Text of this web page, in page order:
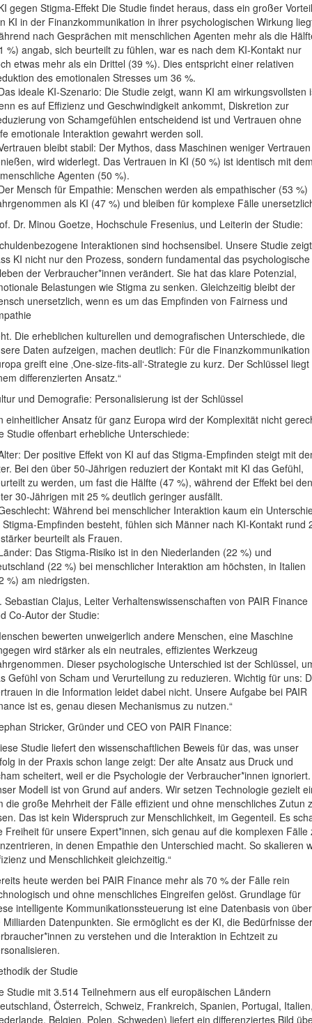
gegen Stigma-Effekt Die Studie findet heraus, dass ein großer Vorteil
KI in der Finanzkommunikation in ihrer psychologischen Wirkung
nach Gesprächen mit menschlichen Agenten mehr als die
%) angab, sich beurteilt zu fühlen, war es nach dem KI-Kontakt nur
etwas mehr als ein Drittel (39 %). Dies entspricht einer relativen
des emotionalen Stresses um 36 %.
ideale KI-Szenario: Die Studie zeigt, wann KI am wirkungsvollsten
es auf Effizienz und Geschwindigkeit ankommt, Diskretion zur
von Schamgefühlen entscheidend ist und Vertrauen ohne
emotionale Interaktion gewahrt werden soll.
bleibt stabil: Der Mythos, dass Maschinen weniger Vertrauen
wird widerlegt. Das Vertrauen in KI (50 %) ist identisch mit
Agenten (50 %).
Mensch für Empathie: Menschen werden als empathischer (53 %)
als KI (47 %) und bleiben für komplexe Fälle
Dr. Minou Goetze, Hochschule Fresenius, und Leiterin der Studie:
Interaktionen sind hochsensibel. Unsere Studie
KI nicht nur den Prozess, sondern fundamental das psychologische
der Verbraucher*innen verändert. Sie hat das klare Potenzial,
Belastungen wie Stigma zu senken. Gleichzeitig bleibt der
unersetzlich, wenn es um das Empfinden von Fairness und
Die erheblichen kulturellen und demografischen Unterschiede, die
Daten aufzeigen, machen deutlich: Für die
greift eine ‚One-size-fits-all‘-Strategie zu kurz. Der Schlüssel liegt
differenzierten Ansatz.“
und Demografie: Personalisierung ist der Schlüssel
einheitlicher Ansatz für ganz Europa wird der Komplexität nicht
Studie offenbart erhebliche Unterschiede:
Der positive Effekt von KI auf das Stigma-Empfinden steigt mit
Bei den über 50-Jährigen reduziert der Kontakt mit KI das Gefühl,
zu werden, um fast die Hälfte (47 %), während der Effekt bei den
30-Jährigen mit 25 % deutlich geringer ausfällt.
Während bei menschlicher Interaktion kaum ein
Stigma-Empfinden besteht, fühlen sich Männer nach KI-Kontakt rund
beurteilt als Frauen.
Das Stigma-Risiko ist in den Niederlanden (22 %) und
(22 %) bei menschlicher Interaktion am höchsten, in Italien
%) am niedrigsten.
Sebastian Clajus, Leiter Verhaltenswissenschaften von PAIR Finance
Co-Autor der Studie:
bewerten unweigerlich andere Menschen, eine Maschine
wird stärker als ein neutrales, effizientes Werkzeug
Dieser psychologische Unterschied ist der Schlüssel,
Gefühl von Scham und Verurteilung zu reduzieren. Wichtig für uns:
in die Information leidet dabei nicht. Unsere Aufgabe bei PAIR
ist es, genau diesen Mechanismus zu nutzen.“
Stricker, Gründer und CEO von PAIR Finance:
Studie liefert den wissenschaftlichen Beweis für das, was unser
in der Praxis schon lange zeigt: Der alte Ansatz aus Druck und
scheitert, weil er die Psychologie der Verbraucher*innen ignoriert.
Modell ist von Grund auf anders. Wir setzen Technologie gezielt
die große Mehrheit der Fälle effizient und ohne menschliches Zutun
Das ist kein Widerspruch zur Menschlichkeit, im Gegenteil. Es
Freiheit für unsere Expert*innen, sich genau auf die komplexen Fälle
in denen Empathie den Unterschied macht. So skalieren
und Menschlichkeit gleichzeitig.“
heute werden bei PAIR Finance mehr als 70 % der Fälle rein
und ohne menschliches Eingreifen gelöst. Grundlage für
intelligente Kommunikationssteuerung ist eine Datenbasis von über
Milliarden Datenpunkten. Sie ermöglicht es der KI, die Bedürfnisse der
zu verstehen und die Interaktion in Echtzeit zu
der Studie
Studie mit 3.514 Teilnehmern aus elf europäischen Ländern
Österreich, Schweiz, Frankreich, Spanien, Portugal,
Belgien, Polen, Schweden) liefert ein differenziertes Bild